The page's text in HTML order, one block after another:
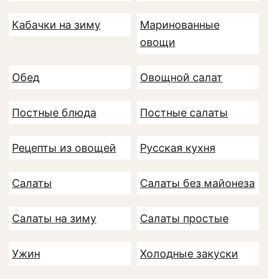
Кабачки на зиму
Маринованные
овощи
Обед Овощной салат
Постные блюда Постные салаты
Рецепты из овощей Русская кухня
Салаты Салаты без майонеза
Салаты на зиму Салаты простые
Ужин Холодные закуски